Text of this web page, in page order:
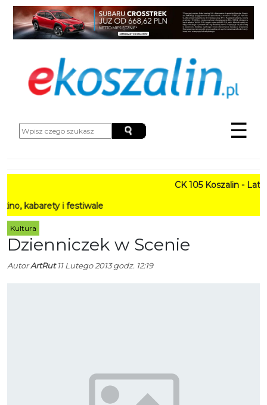
☰
CK 105 Koszalin - Lato w
i festiwale
Kultura
Dzienniczek w Scenie
AutorArtRut11 Lutego 2013 godz. 12:19